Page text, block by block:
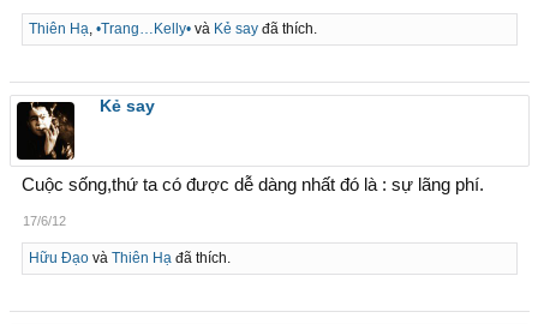
Thiên Hạ, •Trang…Kelly•và Kẻ sayđã thích.
Kẻ say
Cuộc sống,thứ ta có được dễ dàng nhất đó là : sự lãng phí.
17/6/12
Hữu Đạovà Thiên Hạđã thích.